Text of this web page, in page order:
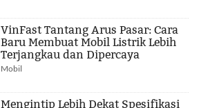
VinFast Tantang Arus Pasar: Cara
Baru Membuat Mobil Listrik Lebih
Terjangkau dan Dipercaya
Mobil
Mengintip Lebih Dekat Spesifikasi